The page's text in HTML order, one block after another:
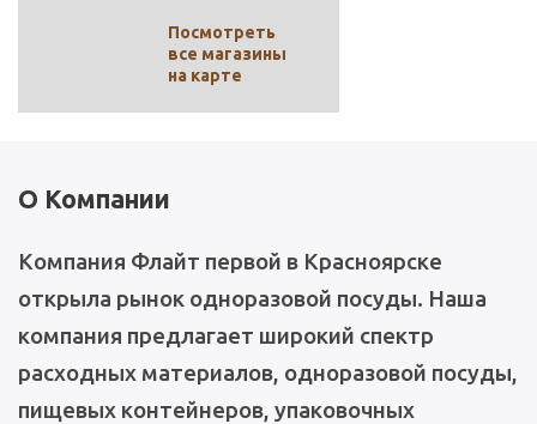
Посмотреть
все магазины
на карте
О Компании
Компания Флайт первой в Красноярске
открыла рынок одноразовой посуды. Наша
компания предлагает широкий спектр
расходных материалов, одноразовой посуды,
пищевых контейнеров, упаковочных